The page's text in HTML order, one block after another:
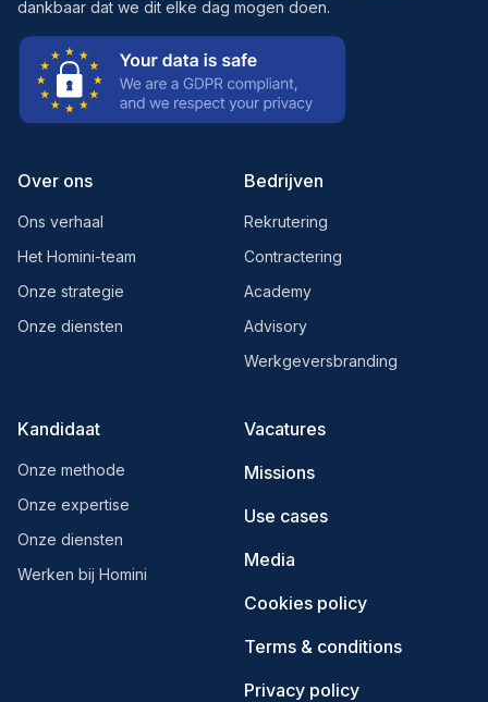
dankbaar dat we dit elke dag mogen doen.
Over ons
Ons verhaal
Het Homini-team
Onze strategie
Onze diensten
Bedrijven
Rekrutering
Contractering
Academy
Advisory
Werkgeversbranding
Kandidaat
Onze methode
Onze expertise
Onze diensten
Werken bij Homini
Vacatures
Missions
Use cases
Media
Cookies policy
Terms & conditions
Privacy policy